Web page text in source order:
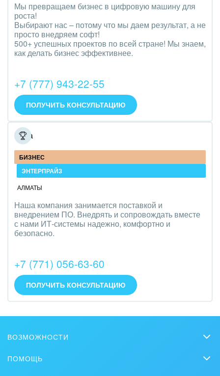
Мы превращаем бизнес в цифровую машину для
роста!
Выбирают нас – потому что мы даем результат, а не
просто внедряем софт!
500+ успешных проектов по всей стране! Мы знаем,
как делать бизнес эффективнее.
+7 (777) 943-22-55
ПОЛУЧИТЬ КОНСУЛЬТАЦИЮ
Ёлва
БИЗНЕС
ЭНТЕРПРАЙЗ
АЛМАТЫ
Наша компания занимается поставкой и
внедрением ПО. Внедрять и сопровождать вместе
с нами ИТ-системы надежно, комфортно и
безопасно.
+7 (771) 056-63-60
ПОЛУЧИТЬ КОНСУЛЬТАЦИЮ
ВОЗМОЖНОСТИ
ПОМОЩЬ